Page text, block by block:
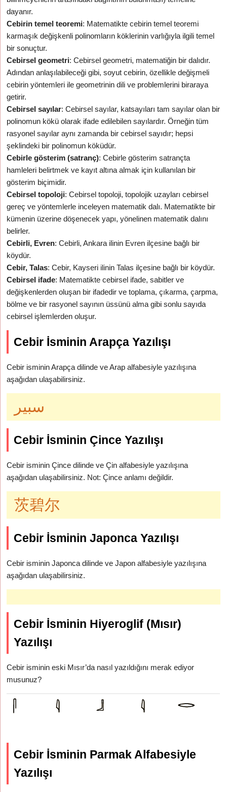
dayanır.
Cebirin temel teoremi: Matematikte cebirin temel teoremi
karmaşık değişkenli polinomların köklerinin varlığıyla ilgili temel
bir sonuçtur.
Cebirsel geometri: Cebirsel geometri, matematiğin bir dalıdır.
Adından anlaşılabileceği gibi, soyut cebirin, özellikle değişmeli
cebirin yöntemleri ile geometrinin dili ve problemlerini biraraya
getirir.
Cebirsel sayılar: Cebirsel sayılar, katsayıları tam sayılar olan bir
polinomun kökü olarak ifade edilebilen sayılardır. Örneğin tüm
rasyonel sayılar aynı zamanda bir cebirsel sayıdır; hepsi
şeklindeki bir polinomun köküdür.
Cebirle gösterim (satranç): Cebirle gösterim satrançta
hamleleri belirtmek ve kayıt altına almak için kullanılan bir
gösterim biçimidir.
Cebirsel topoloji: Cebirsel topoloji, topolojik uzayları cebirsel
gereç ve yöntemlerle inceleyen matematik dalı. Matematikte bir
kümenin üzerine döşenecek yapı, yönelinen matematik dalını
belirler.
Cebirli, Evren: Cebirli, Ankara ilinin Evren ilçesine bağlı bir
köydür.
Cebir, Talas: Cebir, Kayseri ilinin Talas ilçesine bağlı bir köydür.
Cebirsel ifade: Matematikte cebirsel ifade, sabitler ve
değişkenlerden oluşan bir ifadedir ve toplama, çıkarma, çarpma,
bölme ve bir rasyonel sayının üssünü alma gibi sonlu sayıda
cebirsel işlemlerden oluşur.
Cebir İsminin Arapça Yazılışı
Cebir isminin Arapça dilinde ve Arap alfabesiyle yazılışına
aşağıdan ulaşabilirsiniz.
سبير
Cebir İsminin Çince Yazılışı
Cebir isminin Çince dilinde ve Çin alfabesiyle yazılışına
aşağıdan ulaşabilirsiniz. Not: Çince anlamı değildir.
茨碧尔
Cebir İsminin Japonca Yazılışı
Cebir isminin Japonca dilinde ve Japon alfabesiyle yazılışına
aşağıdan ulaşabilirsiniz.
Cebir İsminin Hiyeroglif (Mısır)
Yazılışı
Cebir isminin eski Mısır’da nasıl yazıldığını merak ediyor
musunuz?
Cebir İsminin Parmak Alfabesiyle
Yazılışı